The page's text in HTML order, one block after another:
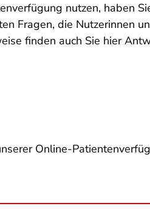
nutzen, haben
Fragen, die Nutzerinnen
finden auch Sie hier
Online-